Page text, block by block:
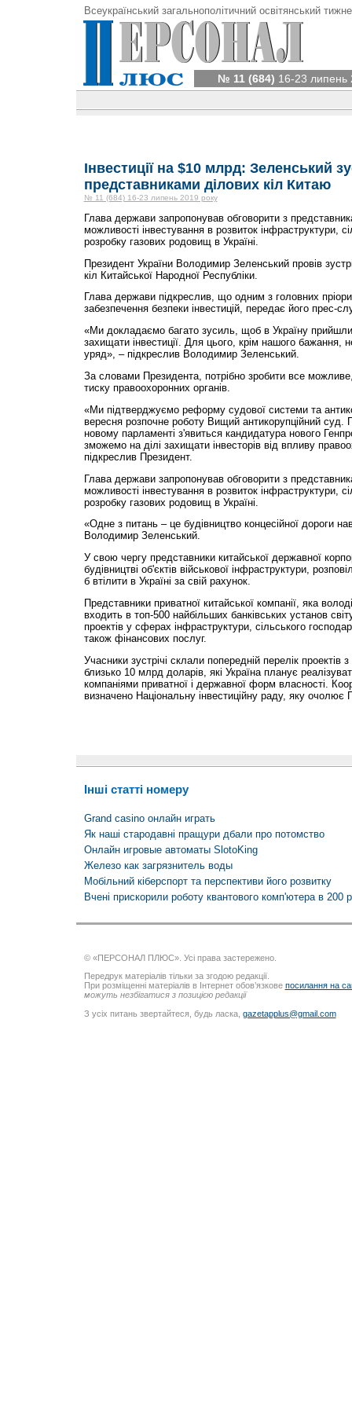
Всеукраїнський загальнополітичний освітянський
№ 11 (684) 16-23 липень
Інвестиції на $10 млрд: Зеленський
представниками ділових кіл Китаю
№ 11 (684) 16-23 липень 2019 року
Глава держави запропонував обговорити з
можливості інвестування в розвиток інфраструктури,
розробку газових родовищ в Україні.
Президент України Володимир Зеленський провів
кіл Китайської Народної Республіки.
Глава держави підкреслив, що одним з головних
забезпечення безпеки інвестицій, передає його прес-
«Ми докладаємо багато зусиль, щоб в Україну прийшли
захищати інвестиції. Для цього, крім нашого бажання,
уряд», – підкреслив Володимир Зеленський.
За словами Президента, потрібно зробити все
тиску правоохоронних органів.
«Ми підтверджуємо реформу судової системи та
вересня розпочне роботу Вищий антикорупційний суд.
новому парламенті з'явиться кандидатура нового
зможемо на ділі захищати інвесторів від впливу
підкреслив Президент.
Глава держави запропонував обговорити з
можливості інвестування в розвиток інфраструктури,
розробку газових родовищ в Україні.
«Одне з питань – це будівництво концесійної дороги
Володимир Зеленський.
У свою чергу представники китайської державної
будівництві об'єктів військової інфраструктури,
б втілити в Україні за свій рахунок.
Представники приватної китайської компанії, яка
входить в топ-500 найбільших банківських установ
проектів у сферах інфраструктури, сільського
також фінансових послуг.
Учасники зустрічі склали попередній перелік проектів
близько 10 млрд доларів, які Україна планує
компаніями приватної і державної форм власності.
визначено Національну інвестиційну раду, яку очолює
Інші статті номеру
Grand casino онлайн играть
Як наші стародавні пращури дбали про потомство
Онлайн игровые автоматы SlotoKing
Железо как загрязнитель воды
Мобільний кіберспорт та перспективи його розвитку
Вчені прискорили роботу квантового комп'ютера в 200
© «ПЕРСОНАЛ ПЛЮС». Усі права застережено.
Передрук матеріалів тільки за згодою редакції.
При розміщенні матеріалів в Інтернет обов’язкове посилання на
можуть незбігатися з позицією редакції
З усіх питань звертайтеся, будь ласка, gazetapplus@gmail.com